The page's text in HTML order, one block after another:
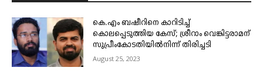
കെ.എം ബഷീറിനെ കാറിടിച്ച്
കൊലപ്പെടുത്തിയ കേസ്; ശ്രീറാം വെങ്കിട്ടരാമന്
സുപ്രീംകോടതിയിൽനിന്ന് തിരിച്ചടി
August 25, 2023